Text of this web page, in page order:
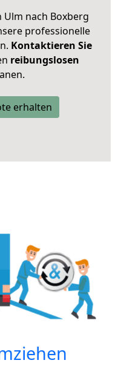
Ulm nach Boxberg
professionelle
Kontaktieren Sie
reibungslosen
erhalten